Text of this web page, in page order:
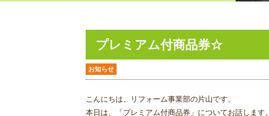
プレミアム付商品券☆
お知らせ
こんにちは、リフォーム事業部の片山です。
本日は、「プレミアム付商品券」についてお話します。